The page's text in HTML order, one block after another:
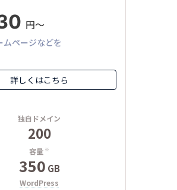
円〜
ムページなどを
詳しくはこちら
独自ドメイン
200
容量 ※
350 GB
WordPress